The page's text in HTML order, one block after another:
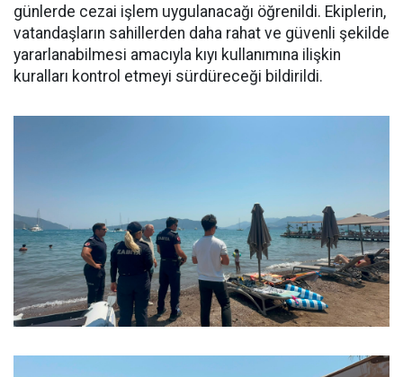
günlerde cezai işlem uygulanacağı öğrenildi. Ekiplerin,
vatandaşların sahillerden daha rahat ve güvenli şekilde
yararlanabilmesi amacıyla kıyı kullanımına ilişkin
kuralları kontrol etmeyi sürdüreceği bildirildi.